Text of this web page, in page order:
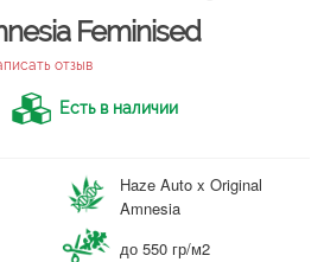
Feminised
отзыв
Есть в наличии
Haze Auto x Original
Amnesia
до 550 гр/м2